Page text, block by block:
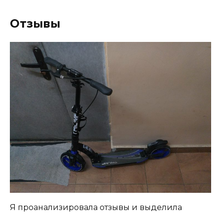
Отзывы
Я проанализировала отзывы и выделила